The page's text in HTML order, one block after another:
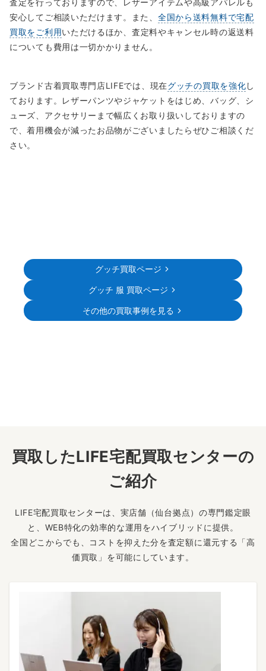
査定を行っておりますので、レザーアイテムや高級アパレルも
安心してご相談いただけます。また、 全国から送料無料で宅配
買取をご利用いただけるほか、査定料やキャンセル時の返送料
についても費用は一切かかりません。
ブランド古着買取専門店LIFEでは、現在グッチの買取を強化し
ております。レザーパンツやジャケットをはじめ、バッグ、シ
ューズ、アクセサリーまで幅広くお取り扱いしておりますの
で、着用機会が減ったお品物がございましたらぜひご相談くだ
さい。
グッチ買取ページ
グッチ 服 買取ページ
その他の買取事例を見る
買取したLIFE宅配買取センターの
ご紹介
LIFE宅配買取センターは、実店舗（仙台拠点）の専門鑑定眼
と、WEB特化の効率的な運用をハイブリッドに提供。
全国どこからでも、コストを抑えた分を査定額に還元する「高
価買取」を可能にしています。